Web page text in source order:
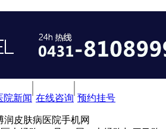
院新闻 在线咨询 预约挂号
润皮肤病医院手机网